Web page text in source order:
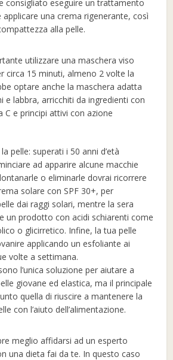
consigliato eseguire un trattamento
una crema rigenerante, così
alla pelle.
utilizzare una maschera viso
circa 15 minuti, almeno 2 volte la
optare anche la maschera adatta
e labbra, arricchiti da ingredienti con
C e principi attivi con azione
pelle: superati i 50 anni d’età
ad apparire alcune macchie
o eliminarle dovrai ricorrere
solare con SPF 30+, per
dai raggi solari, mentre la sera
un prodotto con acidi schiarenti come
o glicirretico. Infine, la tua pelle
applicando un esfoliante ai
volte a settimana.
l’unica soluzione per aiutare a
giovane ed elastica, ma il principale
quella di riuscire a mantenere la
con l’aiuto dell’alimentazione.
meglio affidarsi ad un esperto
una dieta fai da te. In questo caso